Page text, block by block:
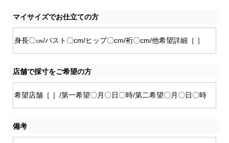
マイサイズでお仕立ての方
店舗で採寸をご希望の方
備考